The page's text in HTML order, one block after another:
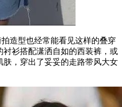
造型也经常能看见这样的叠穿
衫搭配潇洒自如的西装裤，或
，穿出了妥妥的走路带风大女